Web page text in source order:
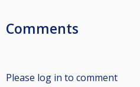
Comments
Please log in to comment